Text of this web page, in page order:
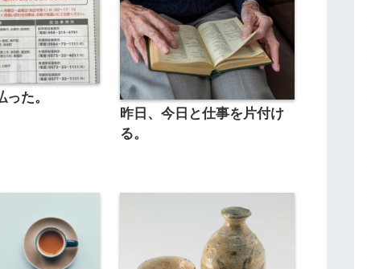
た。
昨日、今日と仕事を片付け
る。